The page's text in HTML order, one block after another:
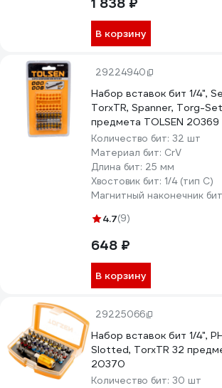
В корзину
29224940
Набор вставок бит 1/4",
TorxTR, Spanner, Torg-
предмета TOLSEN 20369
Количество бит: 32 шт
Материал бит: CrV
Длина бит: 25 мм
Хвостовик бит: 1/4 (тип С)
Магнитный наконечник
4.7(9)
648 ₽
В корзину
29225066
Набор вставок бит 1/4",
Slotted, TorxTR 32
20370
Количество бит: 30 шт